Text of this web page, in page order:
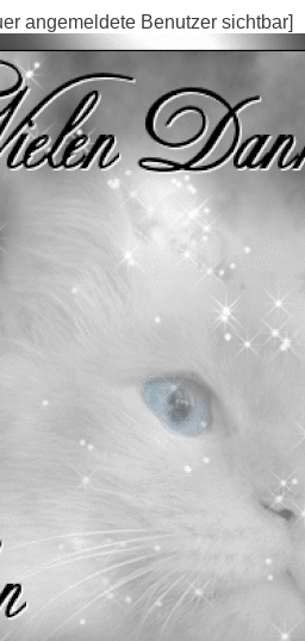
angemeldete Benutzer sichtbar]